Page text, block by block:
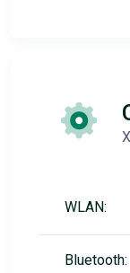
WLAN:
Bluetooth: